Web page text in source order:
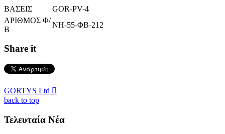
ΒΑΣΕΙΣ
GOR-PV-4
ΑΡΙΘΜΟΣ Φ/
Β
ΝΗ-55-ΦΒ-212
Share it
GORTYS Ltd 
back to top
Τελευταία Νέα